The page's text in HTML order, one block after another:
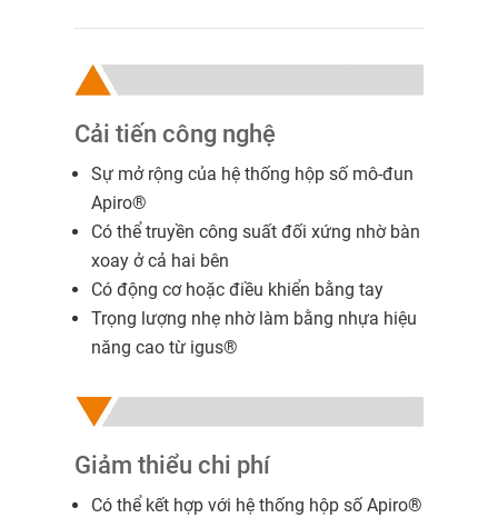
Cải tiến công nghệ
Sự mở rộng của hệ thống hộp số mô-đun
Apiro®
Có thể truyền công suất đối xứng nhờ bàn
xoay ở cả hai bên
Có động cơ hoặc điều khiển bằng tay
Trọng lượng nhẹ nhờ làm bằng nhựa hiệu
năng cao từ igus®
Giảm thiểu chi phí
Có thể kết hợp với hệ thống hộp số Apiro®